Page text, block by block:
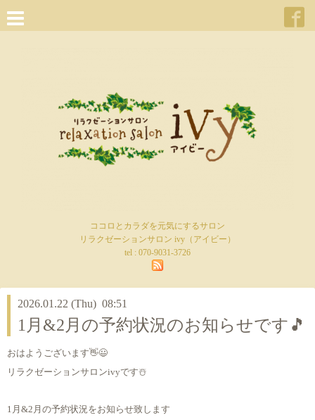
ココロとカラダを元気にするサロン
リラクゼーションサロン ivy（アイビー）
tel : 070-9031-3726
2026.01.22 (Thu) 08:51
1月&2月の予約状況のお知らせです🎵
おはようございます👋😃
リラクゼーションサロンivyです☃️
1月&2月の予約状況をお知らせ致します